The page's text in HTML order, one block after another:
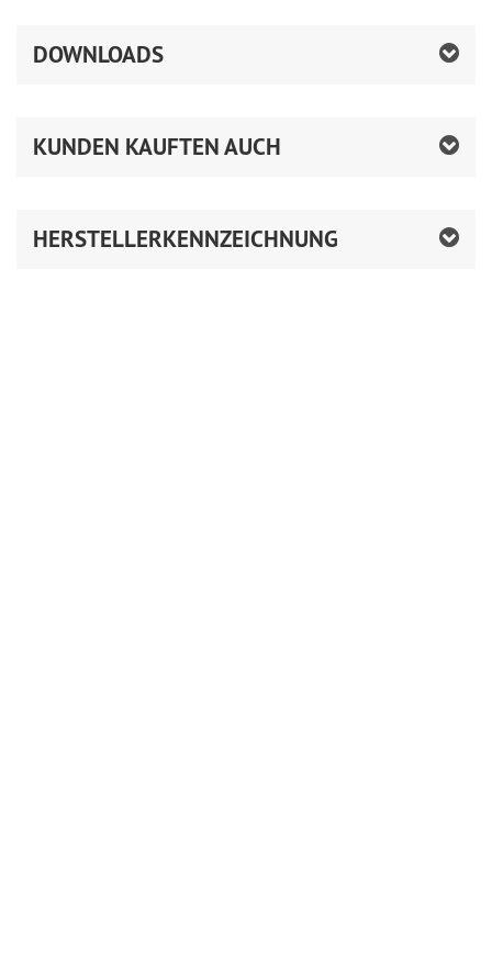
DOWNLOADS
KUNDEN KAUFTEN AUCH
HERSTELLERKENNZEICHNUNG